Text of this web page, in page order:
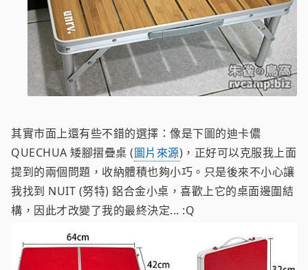
其實市面上還有些不錯的選擇：像是下圖的迪卡儂
QUECHUA 矮腳摺疊桌 (圖片來源)，正好可以克服我上面
提到的兩個問題，收納體積也夠小巧。只是後來不小心讓
我找到 NUIT (努特) 鋁合金小桌，喜歡上它的桌面邊圍結
構，因此才改變了我的最終決定... :Q